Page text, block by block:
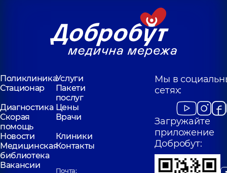
ПоликлиникаУслуги
Стационар
Пакети
послуг
Диагностика Цены
Скорая
помощь
Врачи
Новости
Клиники
Медицинская
библиотека
Контакты
Вакансии
Почта:
Мы в
сетях:
Загружайте
приложение
Добробут: